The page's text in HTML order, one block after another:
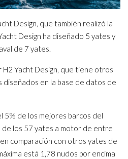
Design, que también realizó la
Design ha diseñado 5 yates y
de 7 yates.
Yacht Design, que tiene otros
en la base de datos de
5% de los mejores barcos del
de los 57 yates a motor de entre
comparación con otros yates de
está 1,78 nudos por encima